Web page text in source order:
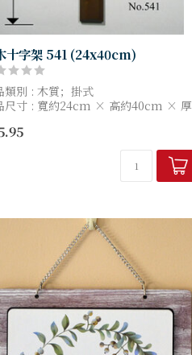
十字架 541 (24x40cm)
類別 : 木質；掛式
尺寸 : 寬約24cm × 高約40cm × 厚